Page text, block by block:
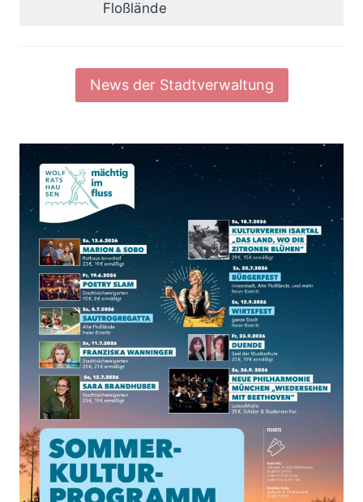
Floßlände
News der Stadtverwaltung